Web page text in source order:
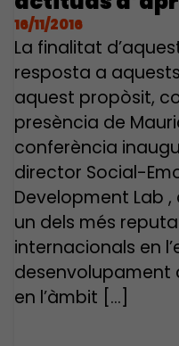
16/11/2016
La finalitat
resposta a
aquest propòsit,
presència de
conferència
director Social-
Development Lab ,
un dels més
internacionals en
desenvolupament
en l’àmbit […]